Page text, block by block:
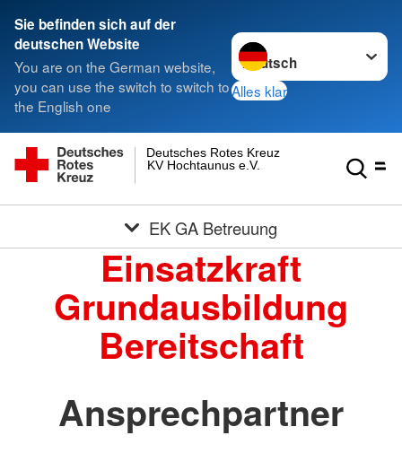
Sie befinden sich auf der
deutschen Website
You are on the German website,
you can use the switch to switch to
the English one
Sprache wechseln zu
Alles klar
KV Hochtaunus e.V.
Deutsches Rotes Kreuz
EK GA Betreuung
Einsatzkraft
Grundausbildung
Bereitschaft
Ansprechpartner